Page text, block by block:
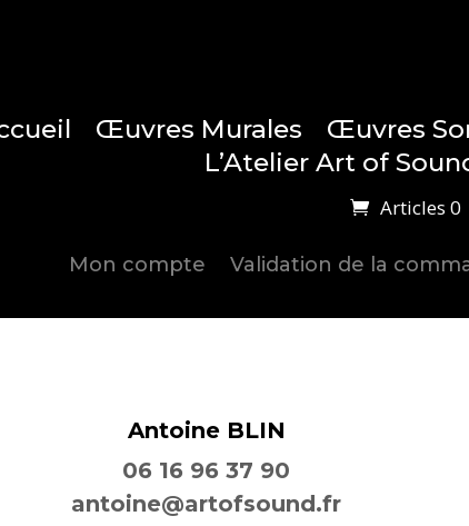
Œuvres Murales Œuvres
L’Atelier Art of
Articles 0
Mon compte Validation de la
Antoine BLIN
06 16 96 37 90
antoine@artofsound.fr